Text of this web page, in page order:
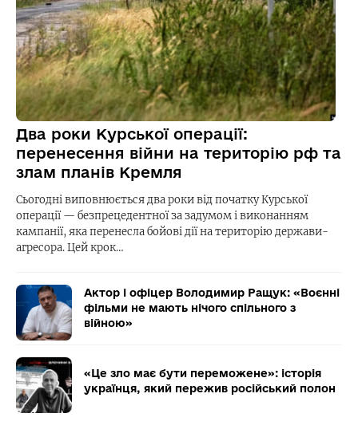
Два роки Курської операції:
перенесення війни на територію рф та
злам планів Кремля
Сьогодні виповнюється два роки від початку Курської
операції — безпрецедентної за задумом і виконанням
кампанії, яка перенесла бойові дії на територію держави-
агресора. Цей крок…
Актор і офіцер Володимир Ращук: «Воєнні
фільми не мають нічого спільного з
війною»
«Це зло має бути переможене»: історія
українця, який пережив російський полон